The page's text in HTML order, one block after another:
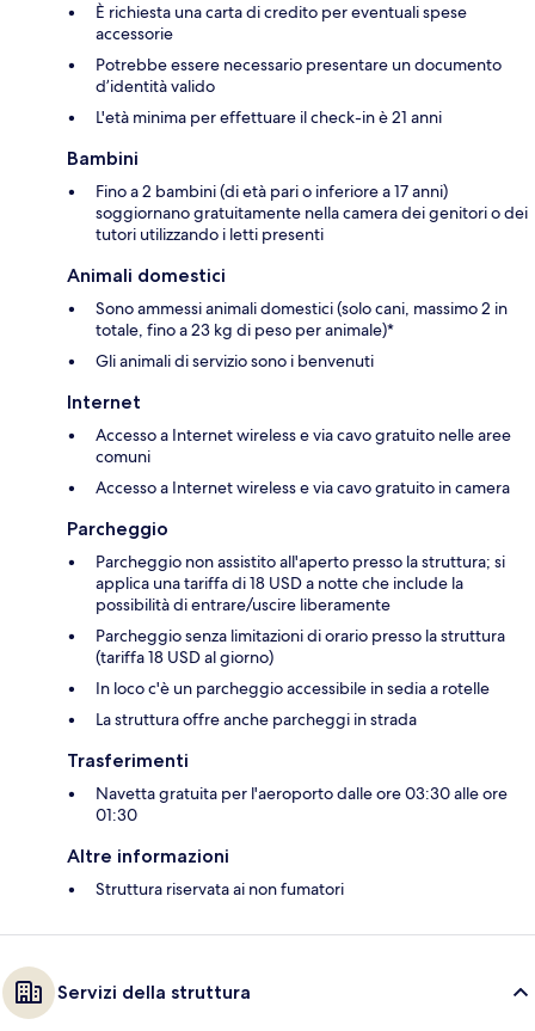
È richiesta una carta di credito per eventuali spese
accessorie
Potrebbe essere necessario presentare un documento
d’identità valido
L'età minima per effettuare il check-in è 21 anni
Bambini
Fino a 2 bambini (di età pari o inferiore a 17 anni)
soggiornano gratuitamente nella camera dei genitori o dei
tutori utilizzando i letti presenti
Animali domestici
Sono ammessi animali domestici (solo cani, massimo 2 in
totale, fino a 23 kg di peso per animale)*
Gli animali di servizio sono i benvenuti
Internet
Accesso a Internet wireless e via cavo gratuito nelle aree
comuni
Accesso a Internet wireless e via cavo gratuito in camera
Parcheggio
Parcheggio non assistito all'aperto presso la struttura; si
applica una tariffa di 18 USD a notte che include la
possibilità di entrare/uscire liberamente
Parcheggio senza limitazioni di orario presso la struttura
(tariffa 18 USD al giorno)
In loco c'è un parcheggio accessibile in sedia a rotelle
La struttura offre anche parcheggi in strada
Trasferimenti
Navetta gratuita per l'aeroporto dalle ore 03:30 alle ore
01:30
Altre informazioni
Struttura riservata ai non fumatori
Servizi della struttura